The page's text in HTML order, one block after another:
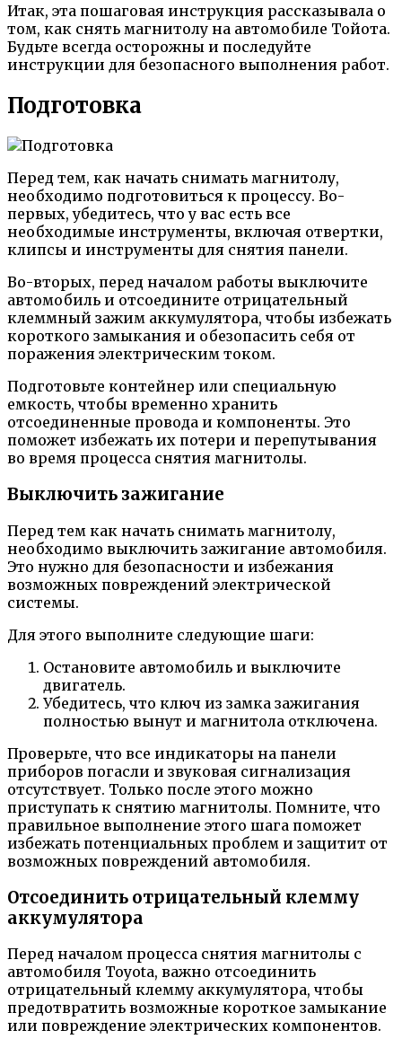
Итак, эта пошаговая инструкция рассказывала о
том, как снять магнитолу на автомобиле Тойота.
Будьте всегда осторожны и последуйте
инструкции для безопасного выполнения работ.
Подготовка
Перед тем, как начать снимать магнитолу,
необходимо подготовиться к процессу. Во-
первых, убедитесь, что у вас есть все
необходимые инструменты, включая отвертки,
клипсы и инструменты для снятия панели.
Во-вторых, перед началом работы выключите
автомобиль и отсоедините отрицательный
клеммный зажим аккумулятора, чтобы избежать
короткого замыкания и обезопасить себя от
поражения электрическим током.
Подготовьте контейнер или специальную
емкость, чтобы временно хранить
отсоединенные провода и компоненты. Это
поможет избежать их потери и перепутывания
во время процесса снятия магнитолы.
Выключить зажигание
Перед тем как начать снимать магнитолу,
необходимо выключить зажигание автомобиля.
Это нужно для безопасности и избежания
возможных повреждений электрической
системы.
Для этого выполните следующие шаги:
Остановите автомобиль и выключите
двигатель.
Убедитесь, что ключ из замка зажигания
полностью вынут и магнитола отключена.
Проверьте, что все индикаторы на панели
приборов погасли и звуковая сигнализация
отсутствует. Только после этого можно
приступать к снятию магнитолы. Помните, что
правильное выполнение этого шага поможет
избежать потенциальных проблем и защитит от
возможных повреждений автомобиля.
Отсоединить отрицательный клемму
аккумулятора
Перед началом процесса снятия магнитолы с
автомобиля Toyota, важно отсоединить
отрицательный клемму аккумулятора, чтобы
предотвратить возможные короткое замыкание
или повреждение электрических компонентов.